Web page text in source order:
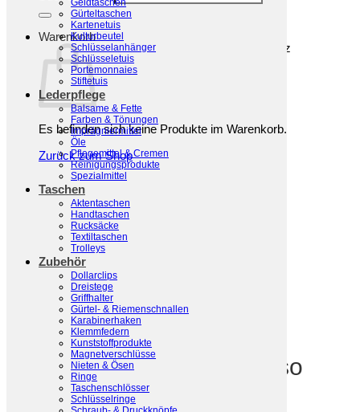
Warenkorb
Es befinden sich keine Produkte im Warenkorb.
Zurück zum Shop
Geldtaschen
Gürteltaschen
Kartenetuis
Kulturbeutel
Schlüsselanhänger
Schlüsseletuis
Portemonnaies
Stiftetuis
Lederpflege
Balsame & Fette
Farben & Tönungen
Imprägniermittel
Öle
Pflegemittel & Cremen
Reinigungsprodukte
Spezialmittel
Taschen
Aktentaschen
Handtaschen
Rucksäcke
Textiltaschen
Trolleys
Zubehör
Dollarclips
Dreistege
Griffhalter
Gürtel- & Riemenschnallen
Karabinerhaken
Klemmfedern
Kunststoffprodukte
Magnetverschlüsse
Nieten & Ösen
Ringe
Taschenschlösser
Schlüsselringe
Handschuhe /
Geflochtene
Damenhandschuhe Treviso